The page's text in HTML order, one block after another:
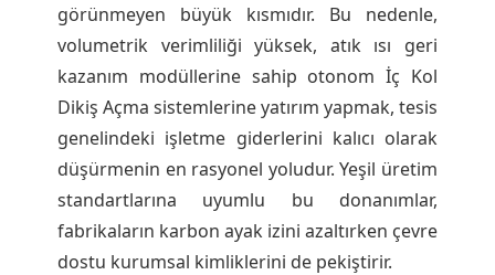
görünmeyen büyük kısmıdır. Bu nedenle,
volumetrik verimliliği yüksek, atık ısı geri
kazanım modüllerine sahip otonom İç Kol
Dikiş Açma sistemlerine yatırım yapmak, tesis
genelindeki işletme giderlerini kalıcı olarak
düşürmenin en rasyonel yoludur. Yeşil üretim
standartlarına uyumlu bu donanımlar,
fabrikaların karbon ayak izini azaltırken çevre
dostu kurumsal kimliklerini de pekiştirir.